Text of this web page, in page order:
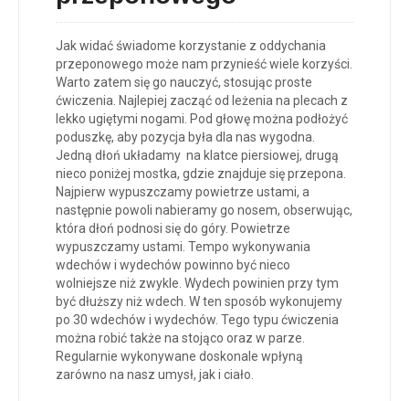
Jak widać świadome korzystanie z oddychania
przeponowego może nam przynieść wiele korzyści.
Warto zatem się go nauczyć, stosując proste
ćwiczenia. Najlepiej zacząć od leżenia na plecach z
lekko ugiętymi nogami. Pod głowę można podłożyć
poduszkę, aby pozycja była dla nas wygodna.
Jedną dłoń układamy na klatce piersiowej, drugą
nieco poniżej mostka, gdzie znajduje się przepona.
Najpierw wypuszczamy powietrze ustami, a
następnie powoli nabieramy go nosem, obserwując,
która dłoń podnosi się do góry. Powietrze
wypuszczamy ustami. Tempo wykonywania
wdechów i wydechów powinno być nieco
wolniejsze niż zwykle. Wydech powinien przy tym
być dłuższy niż wdech. W ten sposób wykonujemy
po 30 wdechów i wydechów. Tego typu ćwiczenia
można robić także na stojąco oraz w parze.
Regularnie wykonywane doskonale wpłyną
zarówno na nasz umysł, jak i ciało.